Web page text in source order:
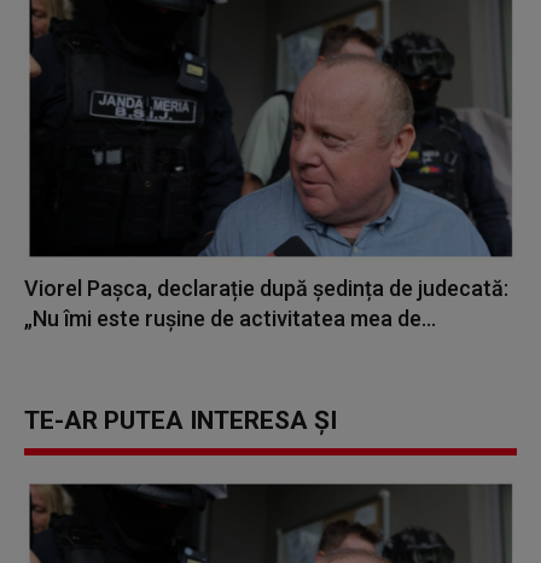
Viorel Pașca, declarație după ședința de judecată:
„Nu îmi este rușine de activitatea mea de...
TE-AR PUTEA INTERESA ȘI